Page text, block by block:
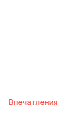
Впечатления